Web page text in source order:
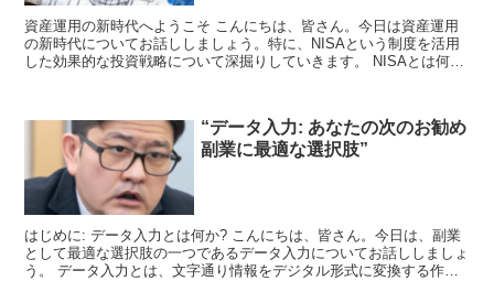
資産運用の新時代へようこそ こんにちは、皆さん。今日は資産運用
の新時代についてお話ししましょう。特に、NISAという制度を活用
した効果的な投資戦略について深掘りしていきます。 NISAとは何
“データ入力: あなたの次のお勧め
副業に最適な選択肢”
はじめに: データ入力とは何か? こんにちは、皆さん。今日は、副業
として最適な選択肢の一つであるデータ入力についてお話ししましょ
う。 データ入力とは、文字通り情報をデジタル形式に変換する作業